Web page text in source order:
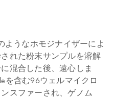
ようなホモジナイザーによ
れた粉末サンプルを溶解
混合した後、遠心しま
を含む96ウェルマイクロ
スファーされ、ゲノム